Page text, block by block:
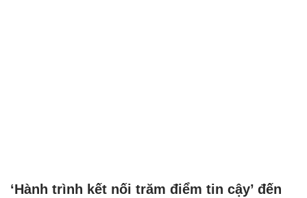
‘Hành trình kết nối trăm điểm tin cậy’ đến